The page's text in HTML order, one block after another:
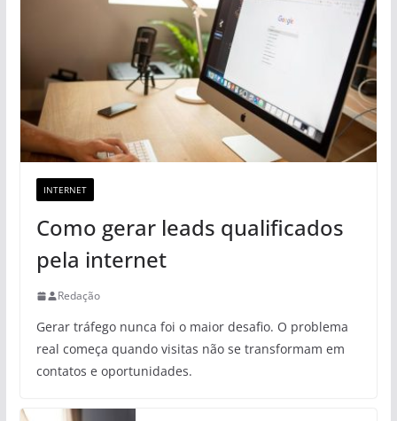
INTERNET
Como gerar leads qualificados
pela internet
Redação
Gerar tráfego nunca foi o maior desafio. O problema
real começa quando visitas não se transformam em
contatos e oportunidades.